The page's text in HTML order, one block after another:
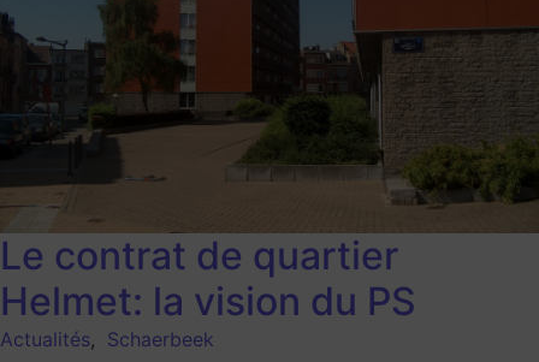
Le contrat de quartier
Helmet: la vision du PS
Actualités, Schaerbeek